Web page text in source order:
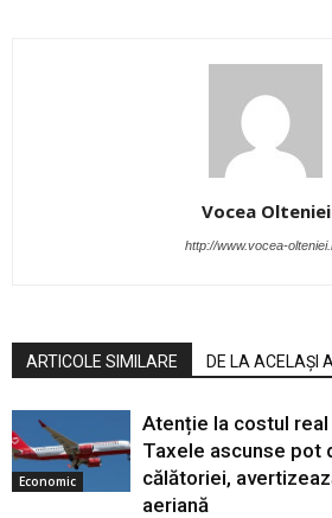
Vocea Olteniei
http://www.vocea-
ARTICOLE SIMILARE DE LA ACELAȘI
Economic
Atenție la costul
Taxele ascunse pot
călătoriei,
aeriană